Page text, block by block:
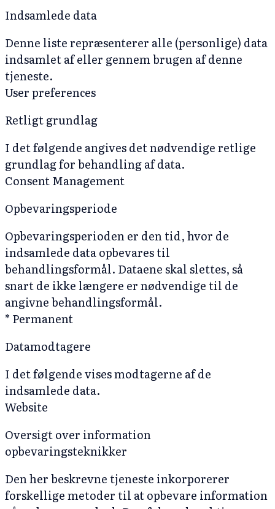
Indsamlede data
Denne liste repræsenterer alle (personlige) data
indsamlet af eller gennem brugen af denne
tjeneste.
User preferences
Retligt grundlag
I det følgende angives det nødvendige retlige
grundlag for behandling af data.
Consent Management
Opbevaringsperiode
Opbevaringsperioden er den tid, hvor de
indsamlede data opbevares til
behandlingsformål. Dataene skal slettes, så
snart de ikke længere er nødvendige til de
angivne behandlingsformål.
* Permanent
Datamodtagere
I det følgende vises modtagerne af de
indsamlede data.
Website
Oversigt over information
opbevaringsteknikker
Den her beskrevne tjeneste inkorporerer
forskellige metoder til at opbevare information